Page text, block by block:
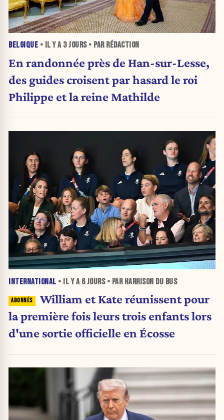
BELGIQUE • IL Y A 3 JOURS• PAR RÉDACTION
En randonnée près de Han-sur-Lesse,
des guides croisent par hasard le roi
Philippe et la reine Mathilde
INTERNATIONAL • IL Y A 6 JOURS• PAR HARRISON DU BUS
William et Kate réunissent pour
la première fois leurs trois enfants lors
d'une sortie officielle en Écosse